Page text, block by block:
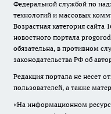
Федеральной службой по
технологий и массовых
Возрастная категория сайта
новостного портала
обязательна, в противном
законодательства РФ об
Редакция портала не несет
пользователей, а также
«На информационном